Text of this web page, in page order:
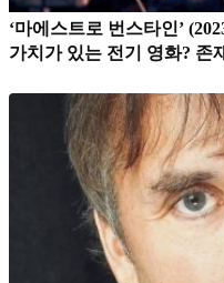
‘마에스트로 번스타인’
가치가 있는 전기 영화? 존